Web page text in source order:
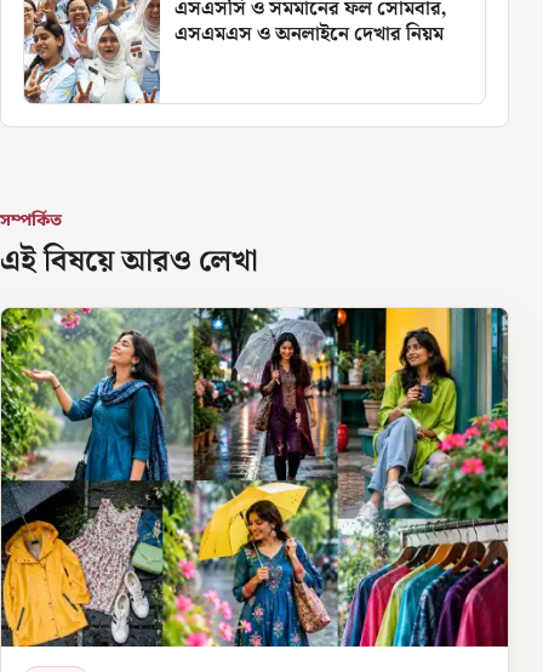
এসএসসি ও সমমানের ফল সোমবার,
এসএমএস ও অনলাইনে দেখার নিয়ম
সম্পর্কিত
এই বিষয়ে আরও লেখা